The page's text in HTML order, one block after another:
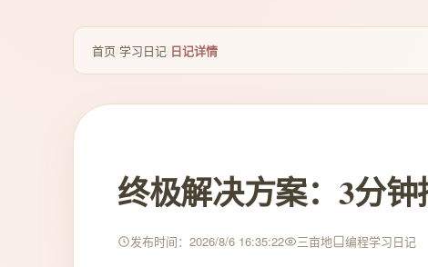
首页/学习日记/日记详情
终极解决方案：3分
发布时间：2026/8/6 16:35:22 三亩地 编程学习日记